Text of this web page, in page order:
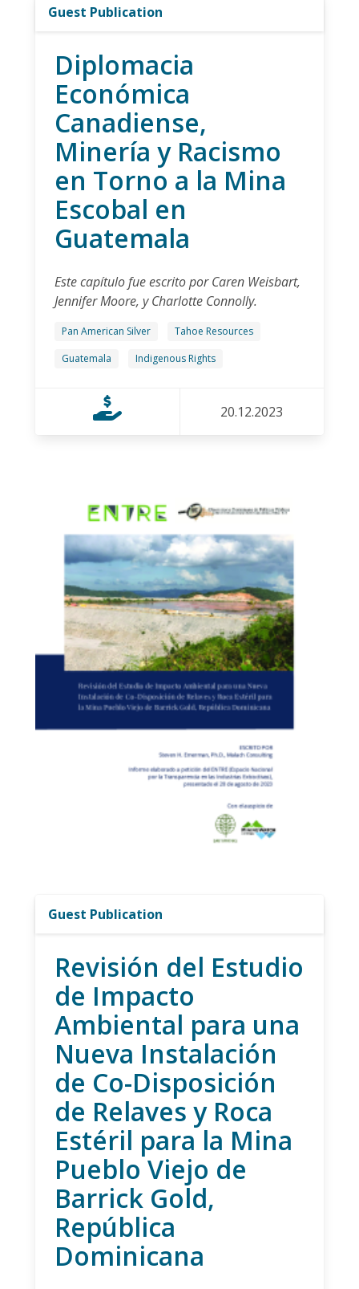
Guest Publication
Diplomacia
Económica
Canadiense,
Minería y Racismo
en Torno a la Mina
Escobal en
Guatemala
Este capítulo fue escrito por Caren Weisbart,
Jennifer Moore, y Charlotte Connolly.
Pan American Silver
Tahoe Resources
Guatemala
Indigenous Rights
20.12.2023
Guest Publication
Revisión del Estudio
de Impacto
Ambiental para una
Nueva Instalación
de Co-Disposición
de Relaves y Roca
Estéril para la Mina
Pueblo Viejo de
Barrick Gold,
República
Dominicana